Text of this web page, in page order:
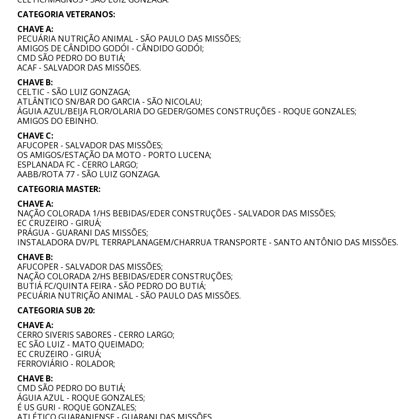
CATEGORIA VETERANOS:
CHAVE A:
PECUÁRIA NUTRIÇÃO ANIMAL - SÃO PAULO DAS MISSÕES;
AMIGOS DE CÂNDIDO GODÓI - CÂNDIDO GODÓI;
CMD SÃO PEDRO DO BUTIÁ;
ACAF - SALVADOR DAS MISSÕES.
CHAVE B:
CELTIC - SÃO LUIZ GONZAGA;
ATLÂNTICO SN/BAR DO GARCIA - SÃO NICOLAU;
ÁGUIA AZUL/BEIJA FLOR/OLARIA DO GEDER/GOMES CONSTRUÇÕES - ROQUE GONZALES;
AMIGOS DO EBINHO.
CHAVE C:
AFUCOPER - SALVADOR DAS MISSÕES;
OS AMIGOS/ESTAÇÃO DA MOTO - PORTO LUCENA;
ESPLANADA FC - CERRO LARGO;
AABB/ROTA 77 - SÃO LUIZ GONZAGA.
CATEGORIA MASTER:
CHAVE A:
NAÇÃO COLORADA 1/HS BEBIDAS/EDER CONSTRUÇÕES - SALVADOR DAS MISSÕES;
EC CRUZEIRO - GIRUÁ;
PRÁGUA - GUARANI DAS MISSÕES;
INSTALADORA DV/PL TERRAPLANAGEM/CHARRUA TRANSPORTE - SANTO ANTÔNIO DAS MISSÕES.
CHAVE B:
AFUCOPER - SALVADOR DAS MISSÕES;
NAÇÃO COLORADA 2/HS BEBIDAS/EDER CONSTRUÇÕES;
BUTIÁ FC/QUINTA FEIRA - SÃO PEDRO DO BUTIÁ;
PECUÁRIA NUTRIÇÃO ANIMAL - SÃO PAULO DAS MISSÕES.
CATEGORIA SUB 20:
CHAVE A:
CERRO SIVERIS SABORES - CERRO LARGO;
EC SÃO LUIZ - MATO QUEIMADO;
EC CRUZEIRO - GIRUÁ;
FERROVIÁRIO - ROLADOR;
CHAVE B:
CMD SÃO PEDRO DO BUTIÁ;
ÁGUIA AZUL - ROQUE GONZALES;
É US GURI - ROQUE GONZALES;